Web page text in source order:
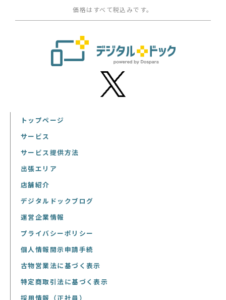
価格はすべて税込みです。
トップページ
サービス
サービス提供方法
出張エリア
店舗紹介
デジタルドックブログ
運営企業情報
プライバシーポリシー
個人情報開示申請手続
古物営業法に基づく表示
特定商取引法に基づく表示
採用情報（正社員）